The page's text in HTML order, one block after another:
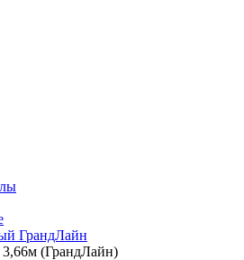
ГрандЛайн
3,66м (ГрандЛайн)